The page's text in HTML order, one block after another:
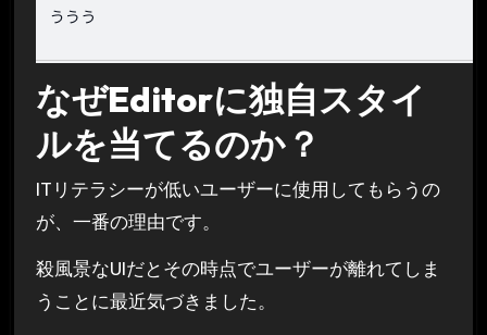
なぜEditorに独自スタイ
ルを当てるのか？
ITリテラシーが低いユーザーに使用してもらうの
が、一番の理由です。
殺風景なUIだとその時点でユーザーが離れてしま
うことに最近気づきました。